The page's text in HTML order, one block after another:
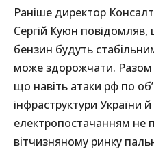
Раніше директор
Сергій Куюн повідомляв,
бензин будуть
може здорожчати. Разом
що навіть атаки рф по
інфраструктури України
електропостачанням не
вітчизняному ринку